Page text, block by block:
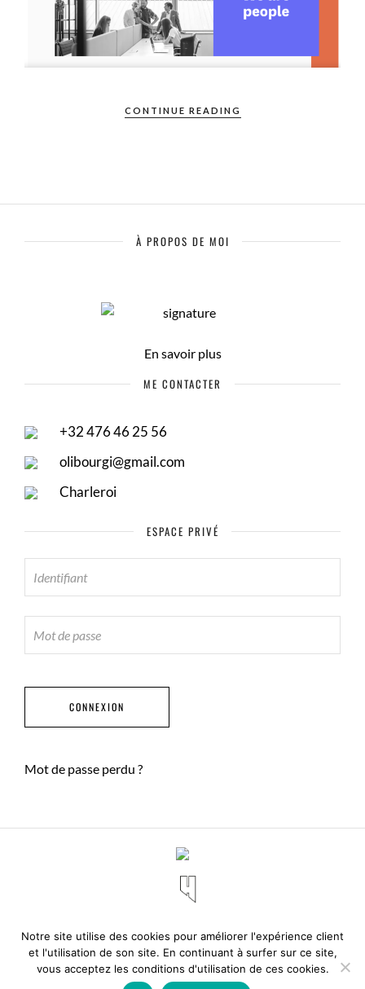
CONTINUE READING
À PROPOS DE MOI
En savoir plus
ME CONTACTER
+32 476 46 25 56
olibourgi@gmail.com
Charleroi
ESPACE PRIVÉ
Mot de passe perdu ?
© 2020 Olivier Bourgi - Site créé par:
Notre site utilise des cookies pour améliorer l'expérience client
et l'utilisation de son site. En continuant à surfer sur ce site,
vous acceptez les conditions d'utilisation de ces cookies.